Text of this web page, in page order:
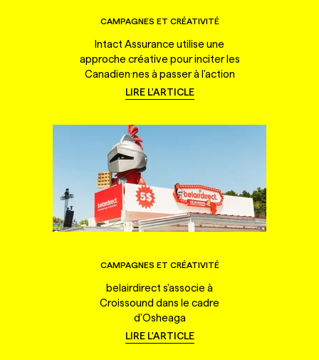
CAMPAGNES ET CRÉATIVITÉ
Intact Assurance utilise une
approche créative pour inciter les
Canadien·nes à passer à l'action
LIRE L'ARTICLE
CAMPAGNES ET CRÉATIVITÉ
belairdirect s'associe à
Croissound dans le cadre
d'Osheaga
LIRE L'ARTICLE